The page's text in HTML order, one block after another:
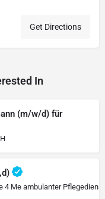
Get Directions
In
(m/w/d) für
4 Me ambulanter